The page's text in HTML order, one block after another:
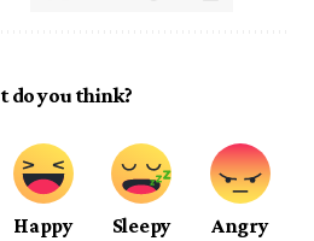
do you think?
Happy Sleepy Angry